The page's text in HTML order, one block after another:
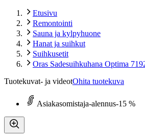
Etusivu
Remontointi
Sauna ja kylpyhuone
Hanat ja suihkut
Suihkusetit
Oras Sadesuihkuhana Optima
Tuotekuvat- ja videotOhita tuotekuva
Asiakasomistaja-alennus-15 %